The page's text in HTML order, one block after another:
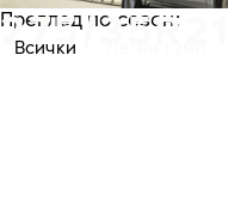
275/
Преглед по сезон:
Всички